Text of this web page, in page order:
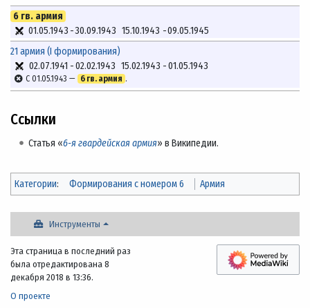
6 гв. армия
01.05.1943 -30.09.1943 15.10.1943 -09.05.1945
21 армия (I формирования)
02.07.1941 -02.02.1943 15.02.1943 - 01.05.1943
С 01.05.1943 — 6 гв. армия .
Ссылки
Статья «6-я гвардейская армия» в Википедии.
Категории: Формирования с номером 6 Армия
Инструменты
Эта страница в последний раз
была отредактирована 8
декабря 2018 в 13:36.
О проекте